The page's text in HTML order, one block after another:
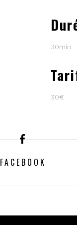
30min
30€
FACEBOOK